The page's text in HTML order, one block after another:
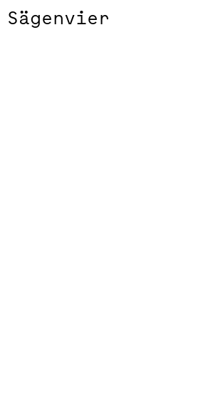
Sägenvier